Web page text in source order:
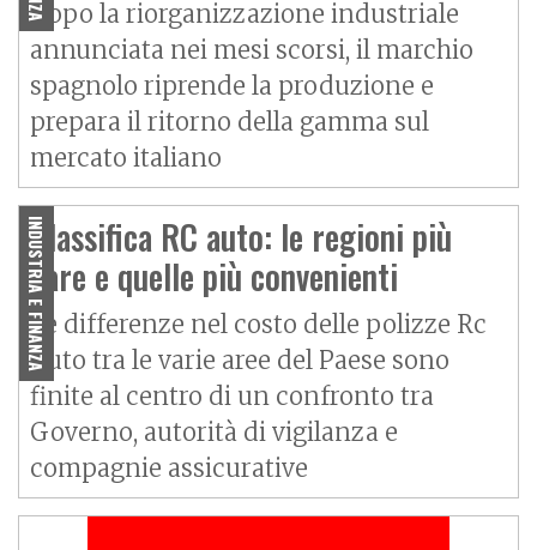
Dopo la riorganizzazione industriale
annunciata nei mesi scorsi, il marchio
spagnolo riprende la produzione e
prepara il ritorno della gamma sul
mercato italiano
INDUSTRIA E FINANZA
Classifica RC auto: le regioni più
care e quelle più convenienti
Le differenze nel costo delle polizze Rc
Auto tra le varie aree del Paese sono
finite al centro di un confronto tra
Governo, autorità di vigilanza e
compagnie assicurative